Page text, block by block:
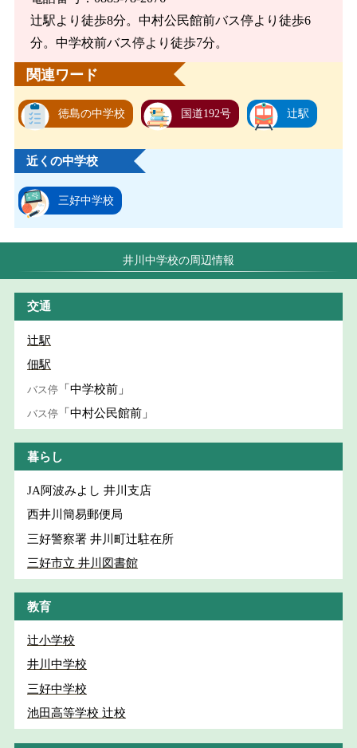
辻駅より徒歩8分。中村公民館前バス停より徒歩6
分。中学校前バス停より徒歩7分。
関連ワード
徳島の中学校 国道192号 辻駅
近くの中学校
三好中学校
井川中学校の周辺情報
交通
辻駅
佃駅
バス停 「中学校前」
バス停 「中村公民館前」
暮らし
JA阿波みよし 井川支店
西井川簡易郵便局
三好警察署 井川町辻駐在所
三好市立 井川図書館
教育
辻小学校
井川中学校
三好中学校
池田高等学校 辻校